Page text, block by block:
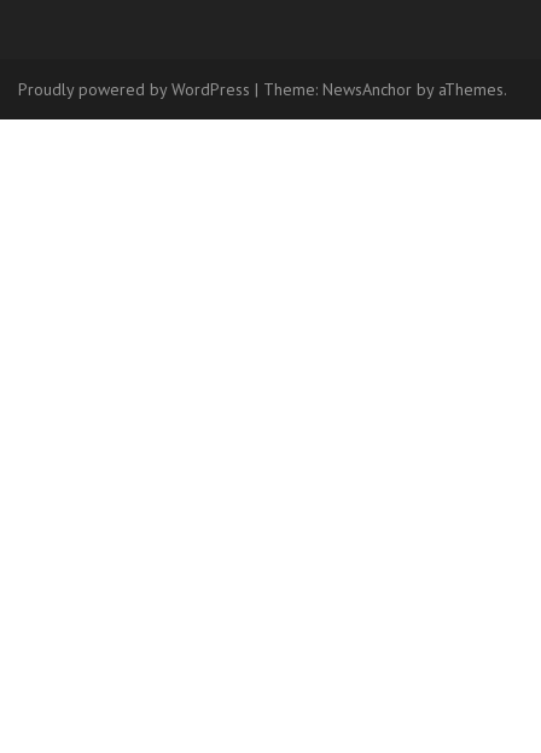
Proudly powered by WordPress | Theme: NewsAnchor by aThemes.